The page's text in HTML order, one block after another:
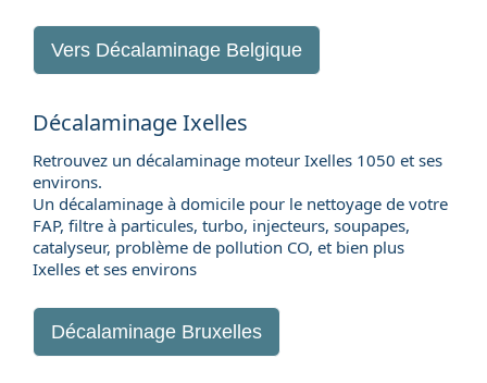
Vers Décalaminage Belgique
Décalaminage Ixelles
Retrouvez un décalaminage moteur Ixelles 1050 et ses
environs.
Un décalaminage à domicile pour le nettoyage de votre
FAP, filtre à particules, turbo, injecteurs, soupapes,
catalyseur, problème de pollution CO, et bien plus
Ixelles et ses environs
Décalaminage Bruxelles